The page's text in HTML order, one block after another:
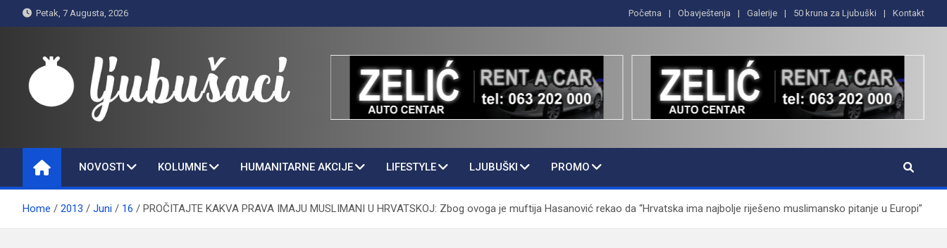
to
Petak, 7 Augusta, 2026 Početna Obavještenja Galerije 50 kruna za Ljubuški Kontakt
Ljubušaci
NOVOSTI KOLUMNE HUMANITARNE AKCIJE LIFESTYLE LJUBUŠKI PROMO
Home 2013 Juni 16 PROČITAJTE KAKVA PRAVA IMAJU MUSLIMANI U HRVATSKOJ: Zbog ovoga je muftija Hasanović rekao da “Hrvatska ima najbolje riješeno muslimansko pitanje u Europi”